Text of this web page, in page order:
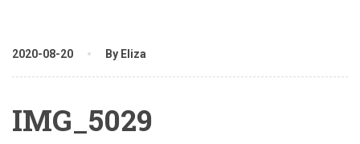
2020-08-20 By Eliza
IMG_5029